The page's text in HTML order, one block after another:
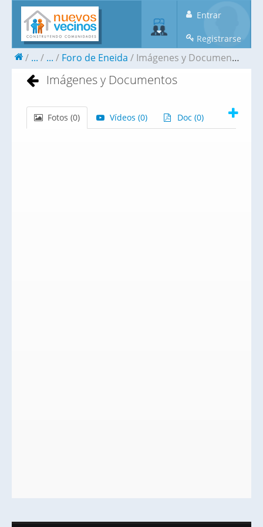
Entrar
Registrarse
... ... Foro de Eneida Imágenes y Documentos
Imágenes y Documentos
Fotos (0) Vídeos (0) Doc (0)